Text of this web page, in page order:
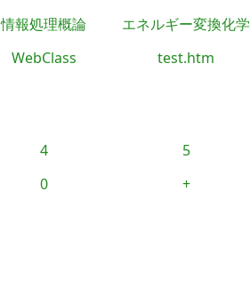
情報処理概論
エネルギー変換化学
WebClass
test.htm
4
5
0
+